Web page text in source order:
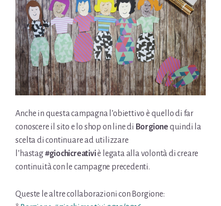
Anche in questa campagna l’obiettivo è quello di far
conoscere il sito e lo shop on line di Borgionequindi la
scelta di continuare ad utilizzare
l’hastag#giochicreativiè legata alla volontà di creare
continuità con le campagne precedenti.
Queste le altre collaborazioni con Borgione: